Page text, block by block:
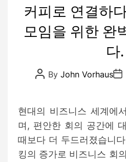
t
e
g
o
i
커피로 연결하
모임을 위한 완
다.
P
o
A
u
t
h
o
r
By John VorhausP
o
D
a
t
e
현대의 비즈니스 세계에
며, 편안한 회의 공간에
때보다 더 두드러졌습니
킹의 증가로 비즈니스 회